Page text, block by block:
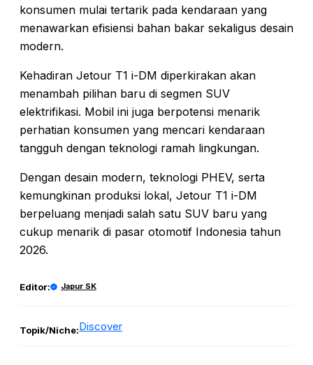
konsumen mulai tertarik pada kendaraan yang
menawarkan efisiensi bahan bakar sekaligus desain
modern.
Kehadiran Jetour T1 i-DM diperkirakan akan
menambah pilihan baru di segmen SUV
elektrifikasi. Mobil ini juga berpotensi menarik
perhatian konsumen yang mencari kendaraan
tangguh dengan teknologi ramah lingkungan.
Dengan desain modern, teknologi PHEV, serta
kemungkinan produksi lokal, Jetour T1 i-DM
berpeluang menjadi salah satu SUV baru yang
cukup menarik di pasar otomotif Indonesia tahun
2026.
Editor: Japur SK
Topik/Niche:Discover